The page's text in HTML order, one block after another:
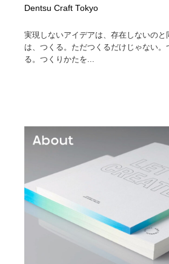
Dentsu Craft Tokyo
実現しないアイデアは、存在しないのと
は、つくる。ただつくるだけじゃない。
る。つくりかたを...